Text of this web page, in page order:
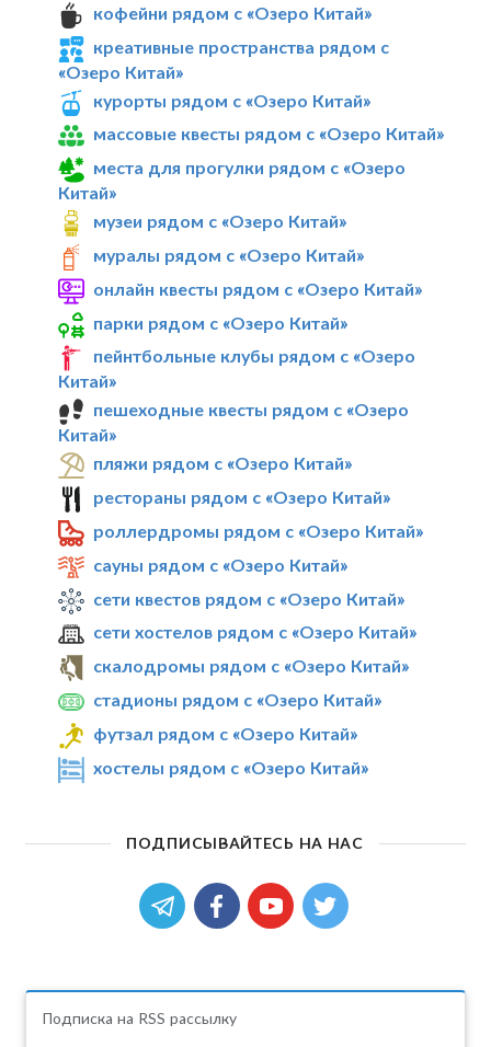
кофейни рядом с «Озеро Китай»
креативные пространства рядом с
«Озеро Китай»
курорты рядом с «Озеро Китай»
массовые квесты рядом с «Озеро Китай»
места для прогулки рядом с «Озеро
Китай»
музеи рядом с «Озеро Китай»
муралы рядом с «Озеро Китай»
онлайн квесты рядом с «Озеро Китай»
парки рядом с «Озеро Китай»
пейнтбольные клубы рядом с «Озеро
Китай»
пешеходные квесты рядом с «Озеро
Китай»
пляжи рядом с «Озеро Китай»
рестораны рядом с «Озеро Китай»
роллердромы рядом с «Озеро Китай»
сауны рядом с «Озеро Китай»
сети квестов рядом с «Озеро Китай»
сети хостелов рядом с «Озеро Китай»
скалодромы рядом с «Озеро Китай»
стадионы рядом с «Озеро Китай»
футзал рядом с «Озеро Китай»
хостелы рядом с «Озеро Китай»
ПОДПИСЫВАЙТЕСЬ НА НАС
Подписка на RSS рассылку